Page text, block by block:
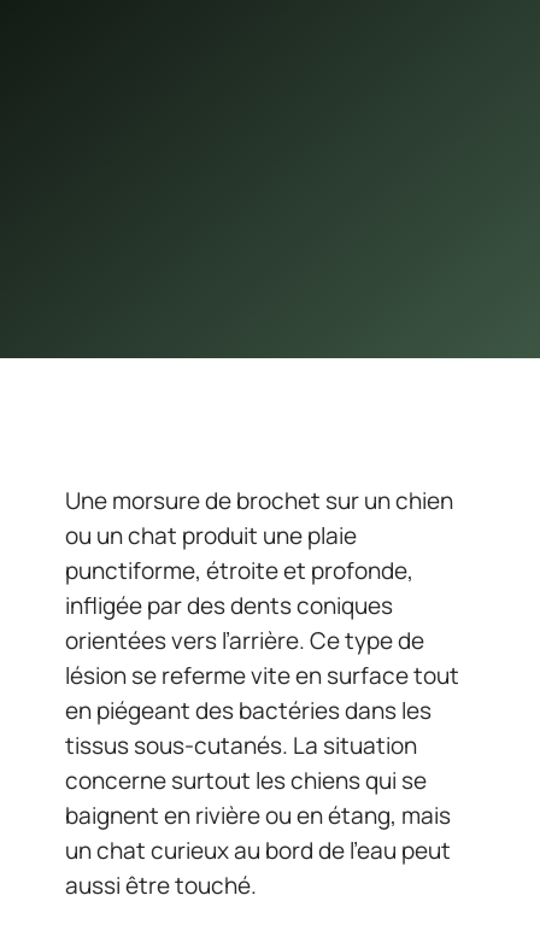
Une morsure de brochet sur un chien
ou un chat produit une plaie
punctiforme, étroite et profonde,
infligée par des dents coniques
orientées vers l’arrière. Ce type de
lésion se referme vite en surface tout
en piégeant des bactéries dans les
tissus sous-cutanés. La situation
concerne surtout les chiens qui se
baignent en rivière ou en étang, mais
un chat curieux au bord de l’eau peut
aussi être touché.